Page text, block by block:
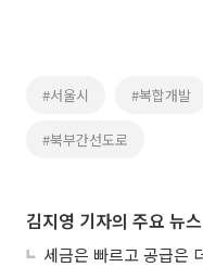
#서울시 #복합개발
#북부간선도로
김지영 기자의 주요 뉴스
세금은 빠르고 공급은